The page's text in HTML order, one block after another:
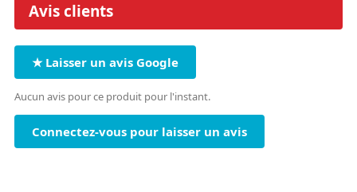
Avis clients
★ Laisser un avis Google
Aucun avis pour ce produit pour l'instant.
Connectez-vous pour laisser un avis